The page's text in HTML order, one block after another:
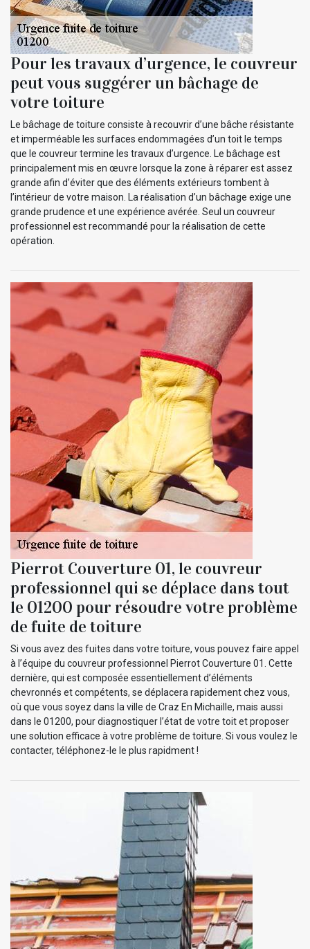
Pour les travaux d’urgence, le couvreur
peut vous suggérer un bâchage de
votre toiture
Le bâchage de toiture consiste à recouvrir d’une bâche résistante
et imperméable les surfaces endommagées d’un toit le temps
que le couvreur termine les travaux d’urgence. Le bâchage est
principalement mis en œuvre lorsque la zone à réparer est assez
grande afin d’éviter que des éléments extérieurs tombent à
l’intérieur de votre maison. La réalisation d’un bâchage exige une
grande prudence et une expérience avérée. Seul un couvreur
professionnel est recommandé pour la réalisation de cette
opération.
Pierrot Couverture 01, le couvreur
professionnel qui se déplace dans tout
le 01200 pour résoudre votre problème
de fuite de toiture
Si vous avez des fuites dans votre toiture, vous pouvez faire appel
à l’équipe du couvreur professionnel Pierrot Couverture 01. Cette
dernière, qui est composée essentiellement d’éléments
chevronnés et compétents, se déplacera rapidement chez vous,
où que vous soyez dans la ville de Craz En Michaille, mais aussi
dans le 01200, pour diagnostiquer l’état de votre toit et proposer
une solution efficace à votre problème de toiture. Si vous voulez le
contacter, téléphonez-le le plus rapidment !